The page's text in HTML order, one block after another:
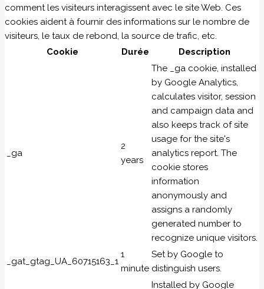
comment les visiteurs interagissent avec le site Web. Ces
cookies aident à fournir des informations sur le nombre de
visiteurs, le taux de rebond, la source de trafic, etc.
Cookie
Durée Description
_ga
2
years
The _ga cookie, installed
by Google Analytics,
calculates visitor, session
and campaign data and
also keeps track of site
usage for the site's
analytics report. The
cookie stores
information
anonymously and
assigns a randomly
generated number to
recognize unique visitors.
_gat_gtag_UA_60715163_1
1
minute
Set by Google to
distinguish users.
Installed by Google